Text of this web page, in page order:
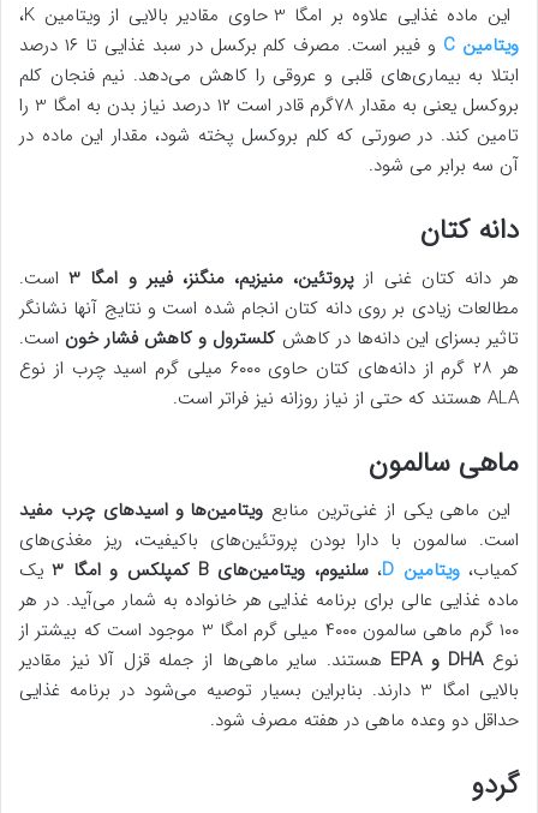
این ماده غذایی علاوه بر امگا 3 حاوی مقادیر بالایی از ویتامین K،
ویتامین C
و فیبر است. مصرف کلم برکسل در سبد غذایی تا ۱۶ درصد
ابتلا به بیماری‌های قلبی و عروقی را کاهش می‌دهد. نیم فنجان کلم
بروکسل یعنی به مقدار ۷۸گرم قادر است ۱۲ درصد نیاز بدن به امگا 3 را
تامین کند. در صورتی که کلم بروکسل پخته شود، مقدار این ماده در
آن سه برابر می شود.
دانه کتان
هر دانه کتان غنی از پروتئین، منیزیم، منگنز، فیبر و امگا 3
است.
مطالعات زیادی بر روی دانه کتان انجام شده است و نتایج آنها نشانگر
تاثیر بسزای این دانه‌ها در کاهش کلسترول و کاهش فشار خون است.
هر ۲۸ گرم از دانه‌های کتان حاوی ۶۰۰۰ میلی گرم اسید چرب از نوع
ALA هستند که حتی از نیاز روزانه نیز فراتر است.
ماهی سالمون
این ماهی یکی از غنی‌ترین منابع ویتامین‌ها و اسیدهای چرب مفید
است. سالمون با دارا بودن پروتئین‌های باکیفیت، ریز مغذی‌های
کمیاب،ویتامین D ،سلنیوم، ویتامین‌های B کمپلکس و امگا 3
یک
ماده غذایی عالی برای برنامه غذایی هر خانواده به شمار می‌آید. در هر
۱۰۰ گرم ماهی سالمون ۴۰۰۰ میلی گرم امگا 3 موجود است که بیشتر از
نوعDHA و EPA
هستند. سایر ماهی‌ها از جمله قزل آلا نیز مقادیر
بالایی امگا 3 دارند. بنابراین بسیار توصیه می‌شود در برنامه غذایی
حداقل دو وعده ماهی در هفته مصرف شود.
گردو